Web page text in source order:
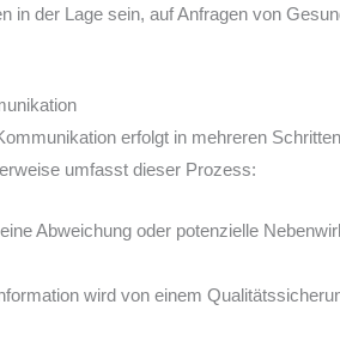
in der Lage sein, auf Anfragen von
erfolgt in mehreren
umfasst dieser Prozess:
Abweichung oder potenzielle
wird von einem